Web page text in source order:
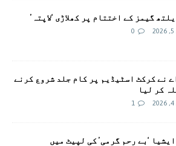
گیمز کے اختتام پر کھلاڑی ‘لاپتہ’
0
نے کرکٹ اسٹیڈیم پر کام جلد شروع کرنے
کر لیا
1
‘بے رحم گرمی’ کی لپیٹ میں